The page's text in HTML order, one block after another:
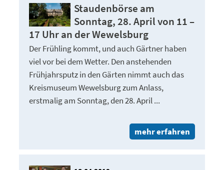
Staudenbörse am
Sonntag, 28. April von 11 –
17 Uhr an der Wewelsburg
Der Frühling kommt, und auch Gärtner haben
viel vor bei dem Wetter. Den anstehenden
Frühjahrsputz in den Gärten nimmt auch das
Kreismuseum Wewelsburg zum Anlass,
erstmalig am Sonntag, den 28. April ...
mehr erfahren